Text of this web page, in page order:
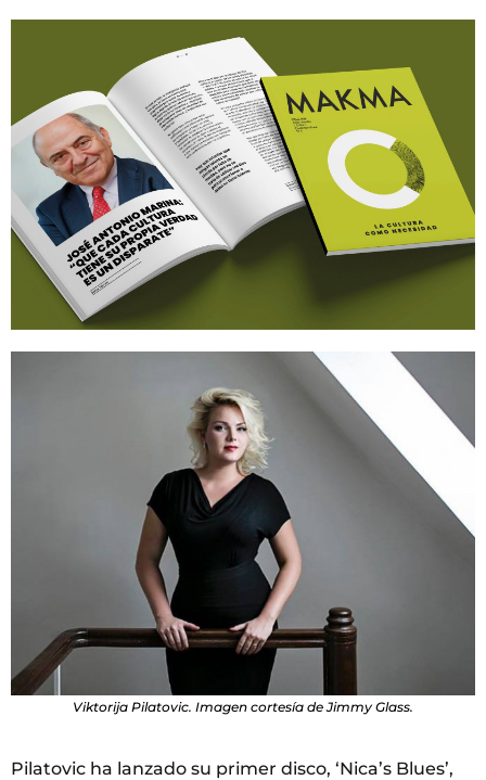
Viktorija Pilatovic. Imagen cortesía de Jimmy Glass.
Pilatovic ha lanzado su primer disco, ‘Nica’s Blues’,